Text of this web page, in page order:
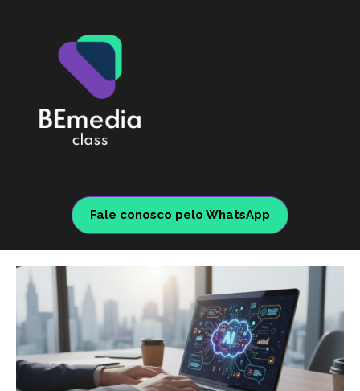
Fale conosco pelo WhatsApp